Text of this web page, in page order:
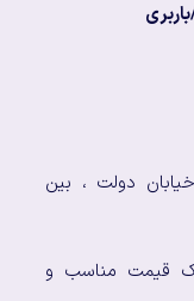
دولت ، بین
قیمت مناسب و